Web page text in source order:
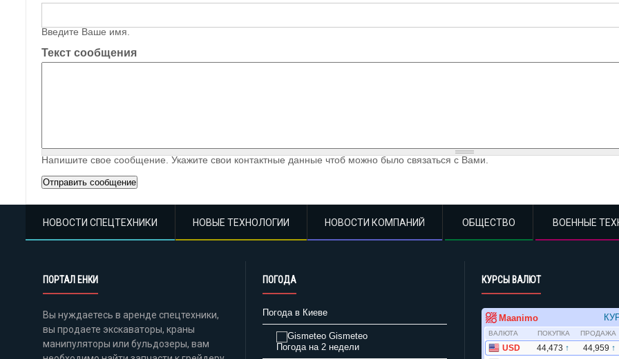
Введите Ваше имя.
Текст сообщения
Напишите свое сообщение. Укажите свои контактные данные чтоб можно было связаться с Вами.
НОВОСТИ СПЕЦТЕХНИКИ НОВЫЕ ТЕХНОЛОГИИ НОВОСТИ КОМПАНИЙ ОБЩЕСТВО ВОЕННЫЕ
ПОРТАЛ ЕНКИ
Вы нуждаетесь в аренде спецтехники,
вы продаете экскаваторы, краны
манипуляторы или бульдозеры, вам
ПОГОДА
Погода в Киеве
Gismeteo
Погода на 2 недели
КУРСЫ ВАЛЮТ